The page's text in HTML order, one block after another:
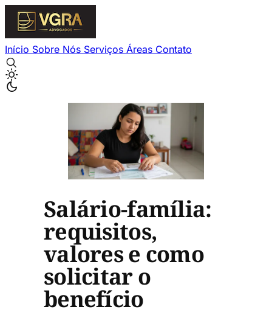
Início Sobre Nós Serviços Áreas Contato
Salário-família:
requisitos,
valores e como
solicitar o
benefício